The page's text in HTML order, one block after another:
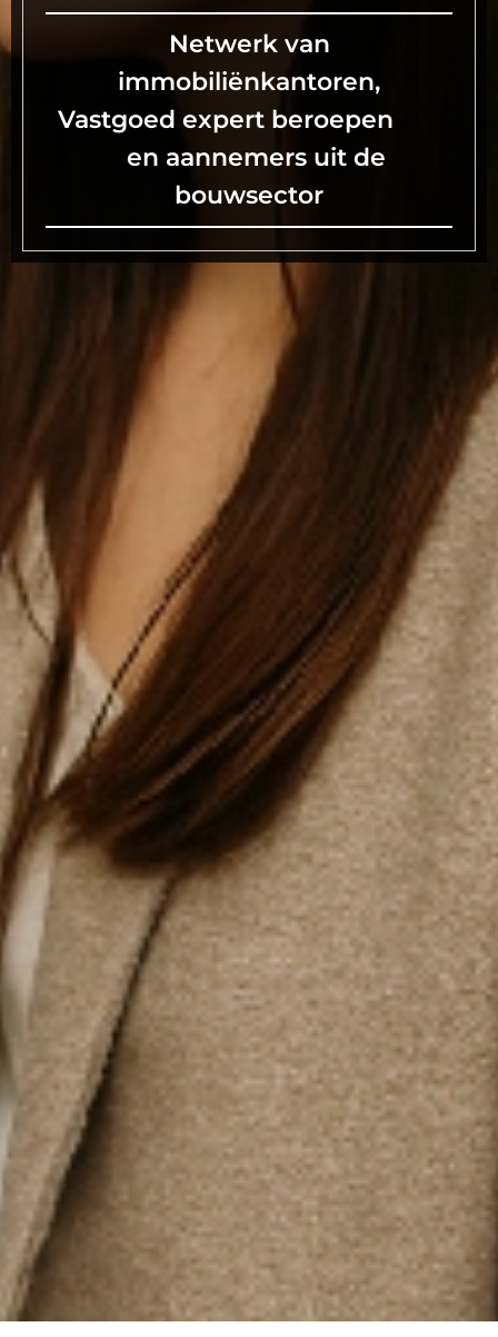
Netwerk van
immobiliënkantoren,
Vastgoed expert beroepen
en aannemers uit de
bouwsector